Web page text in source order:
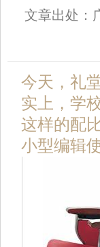
文章出处：
今天，礼
实上，学
这样的配
小型编辑